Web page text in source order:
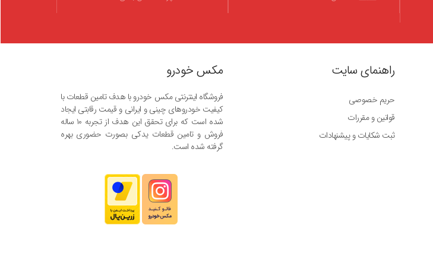
مکس خودرو
فروشگاه اینترنتی مکس خودرو با هدف تامین قطعات با
کیفیت خودروهای چینی و ایرانی و قیمت رقابتی ایجاد
شده است که برای تحقق این هدف از تجربه ۱۰ ساله
فروش و تامین قطعات یدکی بصورت حضوری بهره
گرفته شده است.
راهنمای سایت
حریم خصوصی
قوانین و مقررات
ثبت شکایات و پیشنهادات